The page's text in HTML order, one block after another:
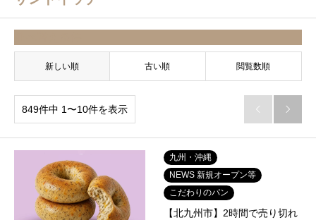
新しい順 古い順 閲覧数順
849件中 1〜10件を表示  
九州・沖縄
NEWS 新規オープン等
こだわりのパン
【北九州市】2時間で売り切れ